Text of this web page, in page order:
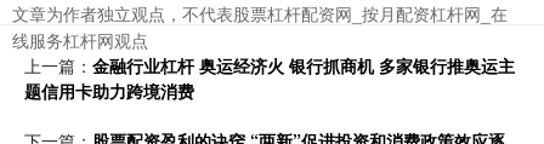
文章为作者独立观点，不代表股票杠杆配资网_按月配资杠杆网_在
线服务杠杆网观点
上一篇： 金融行业杠杆 奥运经济火 银行抓商机 多家银行推奥运主
题信用卡助力跨境消费